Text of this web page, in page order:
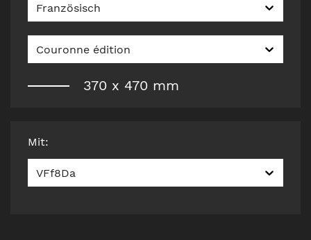
Französisch
Couronne édition
370 x 470 mm
Mit:
VFf8Da